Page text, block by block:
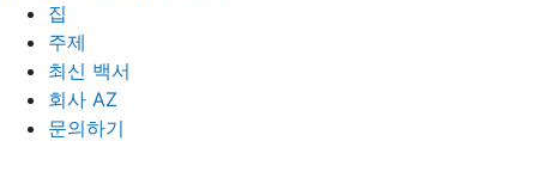
집
주제
최신 백서
회사 AZ
문의하기